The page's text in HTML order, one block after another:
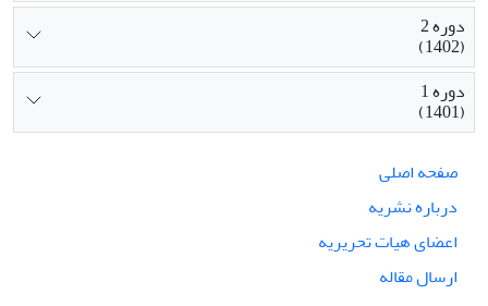
دوره 2
(1402)
دوره 1
(1401)
صفحه اصلی
درباره نشریه
اعضای هیات تحریریه
ارسال مقاله